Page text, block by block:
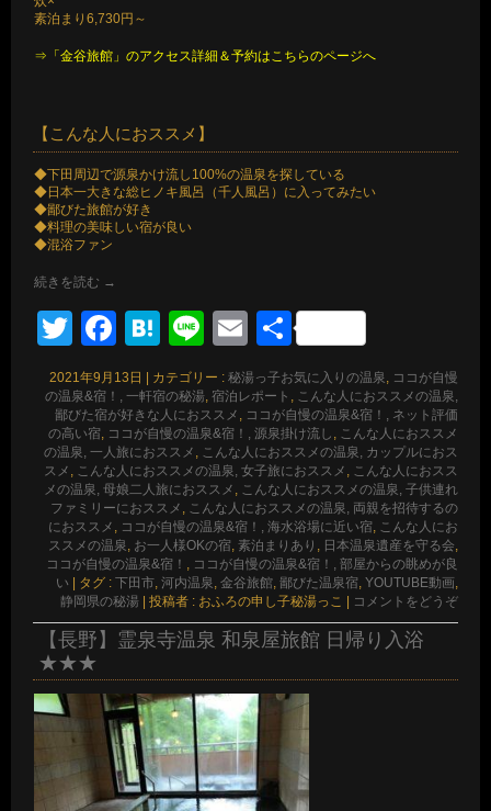
素泊まり6,730円～
⇒「金谷旅館」のアクセス詳細＆予約はこちらのページへ
【こんな人におススメ】
◆下田周辺で源泉かけ流し100%の温泉を探している
◆日本一大きな総ヒノキ風呂（千人風呂）に入ってみたい
◆鄙びた旅館が好き
◆料理の美味しい宿が良い
◆混浴ファン
続きを読む →
TwitterFacebook
Hatena
LineEmail
共
有
2021年9月13日 カテゴリー : 秘湯っ子お気に入りの温泉, ココが自慢
の温泉&宿！, 一軒宿の秘湯, 宿泊レポート , こんな人におススメの温泉,
鄙びた宿が好きな人におススメ , ココが自慢の温泉&宿！, ネット評価
の高い宿, ココが自慢の温泉&宿！, 源泉掛け流し , こんな人におススメ
の温泉, 一人旅におススメ , こんな人におススメの温泉, カップルにおス
スメ , こんな人におススメの温泉, 女子旅におススメ , こんな人におスス
メの温泉, 母娘二人旅におススメ , こんな人におススメの温泉, 子供連れ
ファミリーにおススメ , こんな人におススメの温泉, 両親を招待するの
におススメ , ココが自慢の温泉&宿！, 海水浴場に近い宿, こんな人にお
ススメの温泉, お一人様OKの宿, 素泊まりあり , 日本温泉遺産を守る会,
ココが自慢の温泉&宿！ , ココが自慢の温泉&宿！, 部屋からの眺めが良
い
タグ : 下田市, 河内温泉, 金谷旅館, 鄙びた温泉宿, YOUTUBE動画,
静岡県の秘湯
投稿者 : おふろの申し子秘湯っこ コメントをどうぞ
【長野】霊泉寺温泉 和泉屋旅館 日帰り入浴
★★★